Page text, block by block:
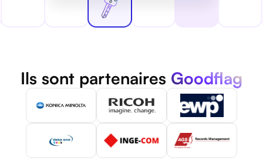
Ils sont partenaires Goodflag